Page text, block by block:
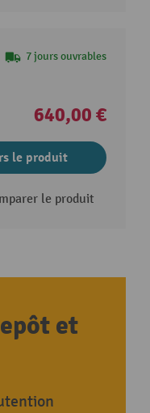
7 jours ouvrables
640,00 €
le produit
le produit
et